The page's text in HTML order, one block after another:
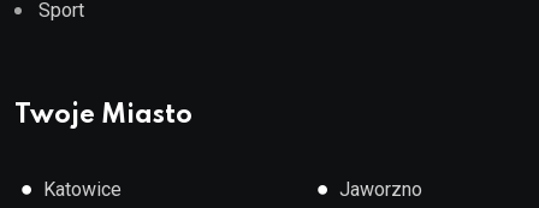
Sport
Twoje Miasto
● Katowice ● Jaworzno